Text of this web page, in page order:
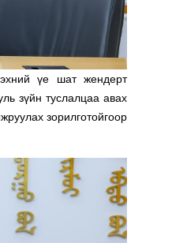
эхний үе шат жендерт
зүйн туслалцаа авах
зорилготойгоор